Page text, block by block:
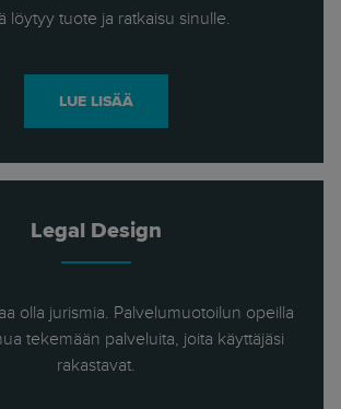
löytyy tuote ja ratkaisu sinulle.
LUE LISÄÄ
Legal Design
olla jurismia. Palvelumuotoilun opeilla
tekemään palveluita, joita käyttäjäsi
rakastavat.